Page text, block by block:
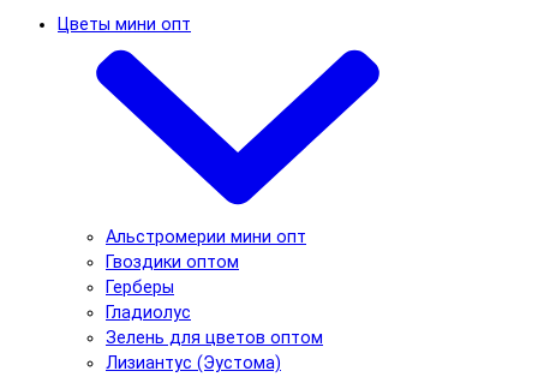
Цветы мини опт
Альстромерии мини опт
Гвоздики оптом
Герберы
Гладиолус
Зелень для цветов оптом
Лизиантус (Эустома)